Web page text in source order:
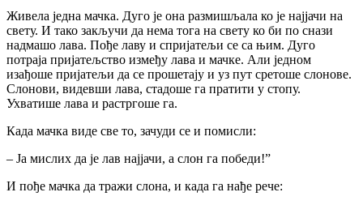
Живела једна мачка. Дуго је она размишљала ко је најјачи на
свету. И тако закључи да нема тога на свету ко би по снази
надмашо лава. Пође лаву и спријатељи се са њим. Дуго
потраја пријатељство између лава и мачке. Али једном
изaђоше пријатељи да се прошетају и уз пут сретоше слонове.
Слонови, видевши лава, стадоше га пратити у стопу.
Ухватише лава и растргоше га.
Када мачка виде све то, зачуди се и помисли:
– Ја мислих да је лав најјачи, а слон га победи!”
И пође мачка да тражи слона, и када га нађе рече: